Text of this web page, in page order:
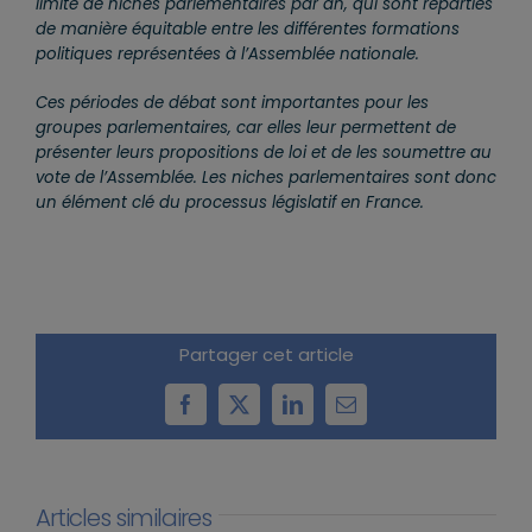
de manière équitable entre les différentes formations
politiques représentées à l’Assemblée nationale.
Ces périodes de débat sont importantes pour les
groupes parlementaires, car elles leur permettent de
présenter leurs propositions de loi et de les soumettre au
vote de l’Assemblée. Les niches parlementaires sont donc
un élément clé du processus législatif en France.
Partager cet article
Facebook
X LinkedInEmail
Articles similaires